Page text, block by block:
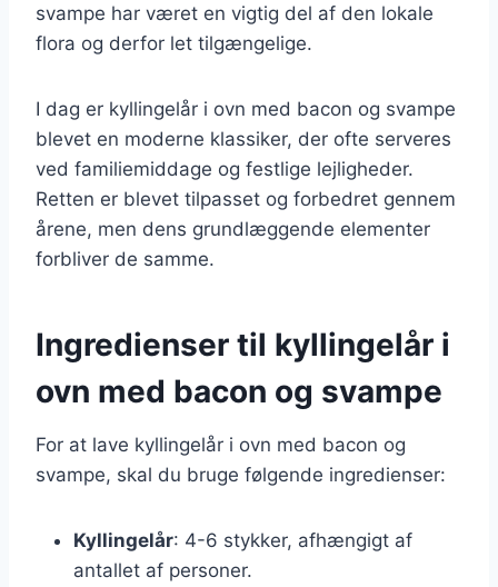
svampe har været en vigtig del af den lokale
flora og derfor let tilgængelige.
I dag er kyllingelår i ovn med bacon og svampe
blevet en moderne klassiker, der ofte serveres
ved familiemiddage og festlige lejligheder.
Retten er blevet tilpasset og forbedret gennem
årene, men dens grundlæggende elementer
forbliver de samme.
Ingredienser til kyllingelår i
ovn med bacon og svampe
For at lave kyllingelår i ovn med bacon og
svampe, skal du bruge følgende ingredienser:
Kyllingelår: 4-6 stykker, afhængigt af
antallet af personer.